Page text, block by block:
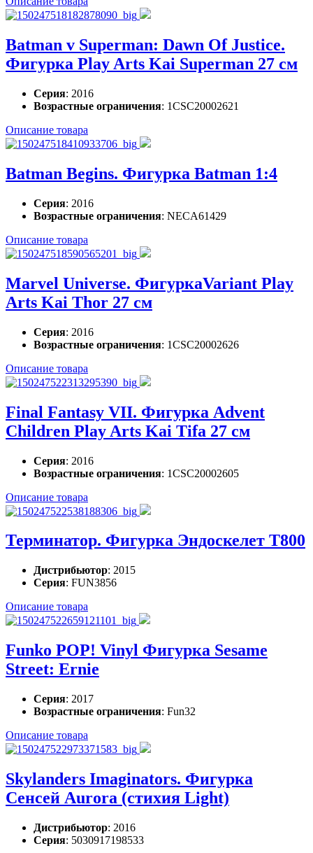
Batman v Superman: Dawn Of Justice.
Фигурка Play Arts Kai Superman 27 см
Серия: 2016
Возрастные ограничения: 1CSC20002621
Описание товара
Batman Begins. Фигурка Batman 1:4
Серия: 2016
Возрастные ограничения: NECA61429
Описание товара
Marvel Universe. ФигуркаVariant Play
Arts Kai Thor 27 см
Серия: 2016
Возрастные ограничения: 1CSC20002626
Описание товара
Final Fantasy VII. Фигурка Advent
Children Play Arts Kai Tifa 27 см
Серия: 2016
Возрастные ограничения: 1CSC20002605
Описание товара
Терминатор. Фигурка Эндоскелет T800
Дистрибьютор: 2015
Серия: FUN3856
Описание товара
Funko POP! Vinyl Фигурка Sesame
Street: Ernie
Серия: 2017
Возрастные ограничения: Fun32
Описание товара
Skylanders Imaginators. Фигурка
Сенсей Aurora (стихия Light)
Дистрибьютор: 2016
Серия: 5030917198533